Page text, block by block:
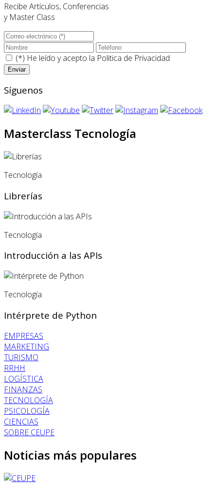
Recibe Artículos, Conferencias
y Master Class
(*) He leído y acepto la Politica de Privacidad
Síguenos
Masterclass Tecnología
Tecnología
Librerías
Tecnología
Introducción a las APIs
Tecnología
Intérprete de Python
EMPRESAS
MARKETING
TURISMO
RRHH
LOGÍSTICA
FINANZAS
TECNOLOGÍA
PSICOLOGÍA
CIENCIAS
SOBRE CEUPE
Noticias más populares